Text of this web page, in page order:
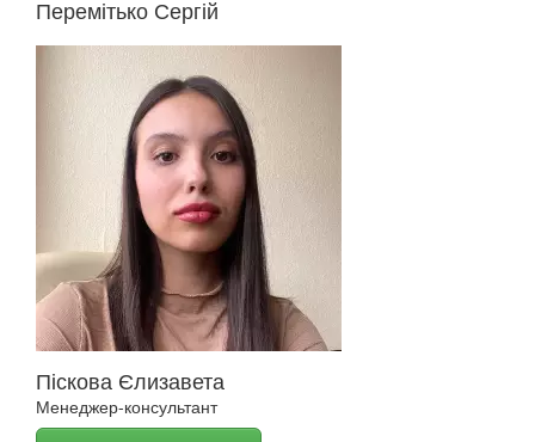
Перемітько Сергій
Піскова Єлизавета
Менеджер-консультант